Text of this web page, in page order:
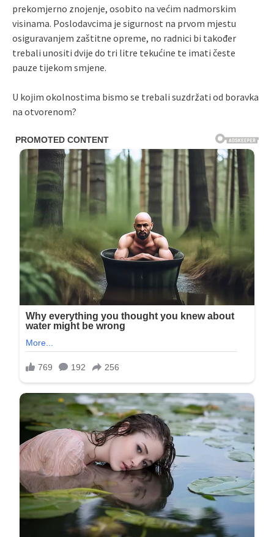
prekomjerno znojenje, osobito na većim nadmorskim
visinama. Poslodavcima je sigurnost na prvom mjestu
osiguravanjem zaštitne opreme, no radnici bi također
trebali unositi dvije do tri litre tekućine te imati česte
pauze tijekom smjene.
U kojim okolnostima bismo se trebali suzdržati od boravka
na otvorenom?